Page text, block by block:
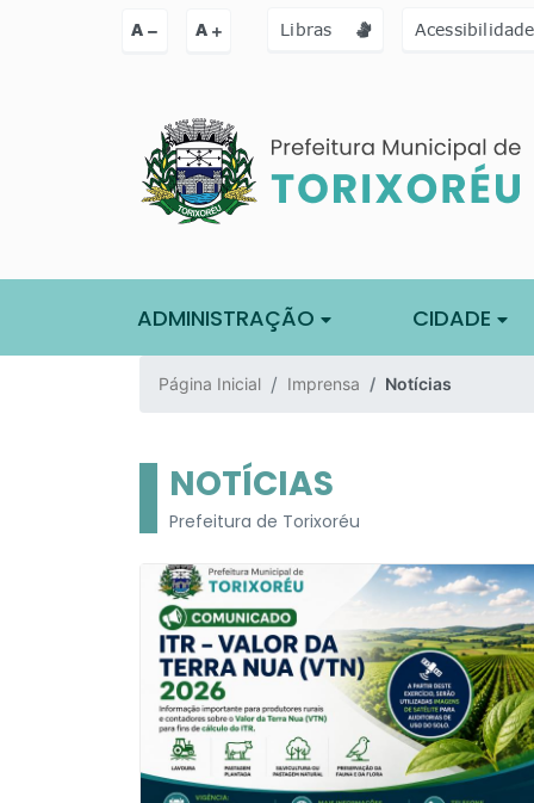
Ir para o conteúdo [alt+1] Ir para o menu [alt+2] Ir para a
A A Libras
ADMINISTRAÇÃO CIDADE
Página Inicial Imprensa Notícias
NOTÍCIAS
Prefeitura de Torixoréu